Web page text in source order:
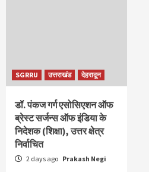
SGRRU उत्तराखंड देहरादून
डॉ. पंकज गर्ग एसोसिएशन ऑफ
ब्रेस्ट सर्जन्स ऑफ इंडिया के
निदेशक (शिक्षा), उत्तर क्षेत्र
निर्वाचित
2 days ago Prakash Negi